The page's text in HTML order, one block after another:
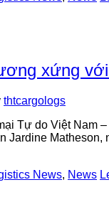
xứng với
thtcargologs
Tự do Việt Nam
Jardine
News, News